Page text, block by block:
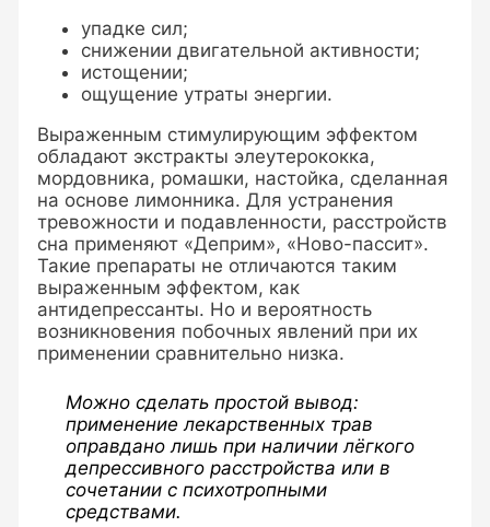
упадке сил;
снижении двигательной активности;
истощении;
ощущение утраты энергии.
Выраженным стимулирующим эффектом
обладают экстракты элеутерококка,
мордовника, ромашки, настойка, сделанная
на основе лимонника. Для устранения
тревожности и подавленности, расстройств
сна применяют «Деприм», «Ново-пассит».
Такие препараты не отличаются таким
выраженным эффектом, как
антидепрессанты. Но и вероятность
возникновения побочных явлений при их
применении сравнительно низка.
Можно сделать простой вывод:
применение лекарственных трав
оправдано лишь при наличии лёгкого
депрессивного расстройства или в
сочетании с психотропными
средствами.